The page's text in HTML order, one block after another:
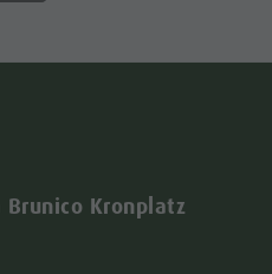
Brunico Kronplatz